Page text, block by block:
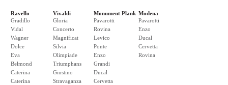
Ravello
Gradillo
Vidal
Wagner
Dolce
Eva
Belmond
Caterina
Caterina
Vivaldi
Gloria
Concerto
Magnificat
Silvia
Olimpiade
Triumphans
Giustino
Stravaganza
Monument Plank
Pavarotti
Rovina
Levico
Ponte
Enzo
Grandi
Ducal
Cervetta
Modena
Pavarotti
Enzo
Ducal
Cervetta
Rovina